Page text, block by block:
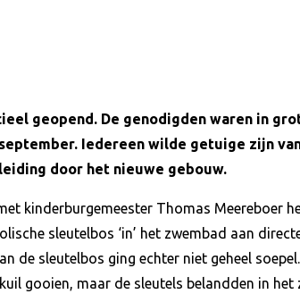
geopend. De genodigden waren in
Iedereen wilde getuige zijn
door het nieuwe gebouw.
kinderburgemeester Thomas Meereboer
sleutelbos ‘in’ het zwembad aan
de sleutelbos ging echter niet geheel
gooien, maar de sleutels belandden in het